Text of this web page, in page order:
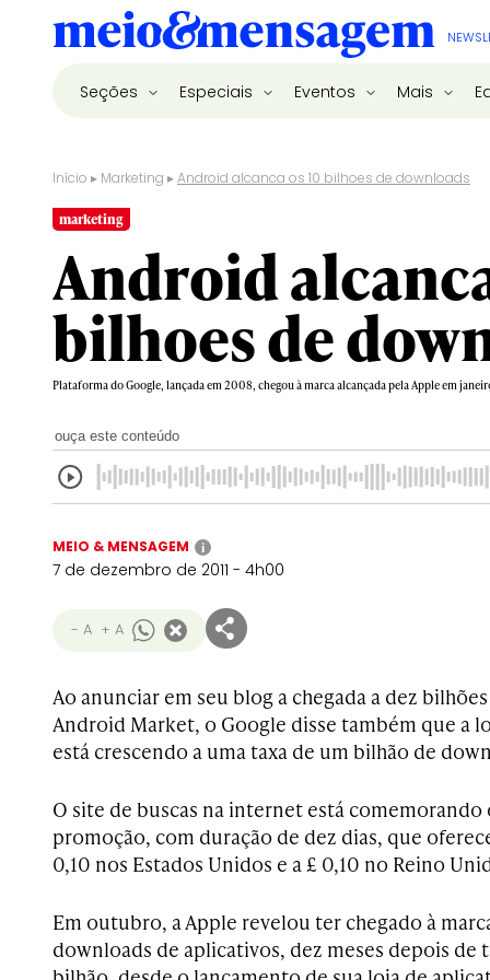
Seções Especiais Eventos Mais
Início ▸ Marketing ▸Android alcanca os 10 bilhoes de downloads
marketing
Android
bilhoes de
Plataforma do Google, lançada em 2008, chegou à marca alcançada pela Apple em
ouça este conteúdo
MEIO & MENSAGEM i
7 de dezembro de 2011 - 4h00
- A + A
Ao anunciar em seu blog a chegada a dez
Android Market, o Google disse também que a
está crescendo a uma taxa de um bilhão de
O site de buscas na internet está
promoção, com duração de dez dias, que
0,10 nos Estados Unidos e a £ 0,10 no Reino
Em outubro, a Apple revelou ter chegado à
downloads de aplicativos, dez meses depois de